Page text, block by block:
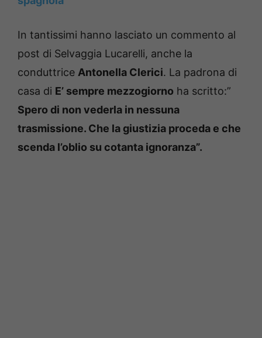
In tantissimi hanno lasciato un commento al
post di Selvaggia Lucarelli, anche la
conduttrice Antonella Clerici. La padrona di
casa di E’ sempre mezzogiorno ha scritto:”
Spero di non vederla in nessuna
trasmissione. Che la giustizia proceda e che
scenda l’oblio su cotanta ignoranza”.